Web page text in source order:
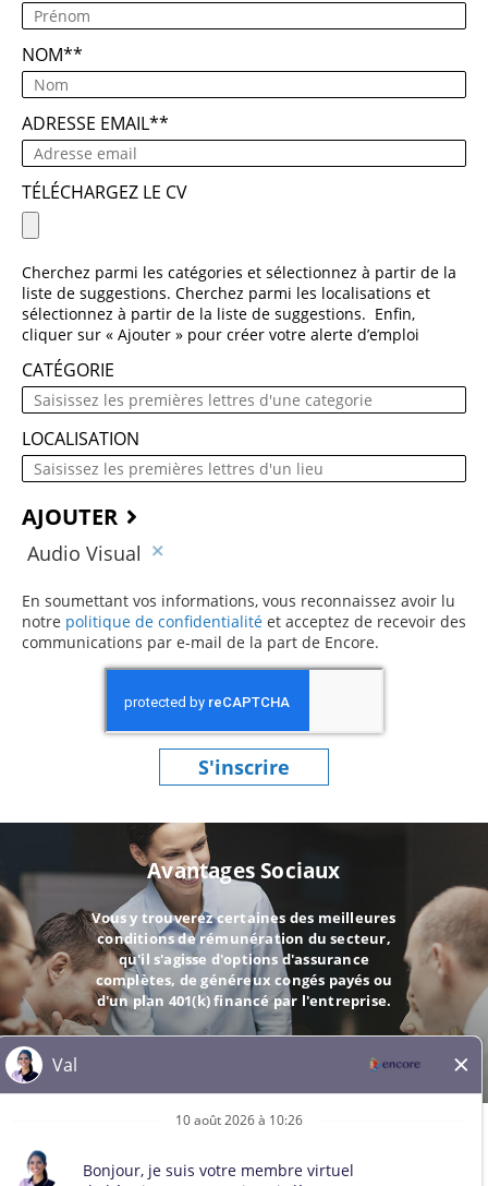
NOM*
ADRESSE EMAIL*
TÉLÉCHARGEZ LE CV
Cherchez parmi les catégories et sélectionnez à partir de la
liste de suggestions. Cherchez parmi les localisations et
sélectionnez à partir de la liste de suggestions. Enfin,
cliquer sur « Ajouter » pour créer votre alerte d’emploi
CATÉGORIE
LOCALISATION
AJOUTER
Audio Visual
En soumettant vos informations, vous reconnaissez avoir lu
notre politique de confidentialité (ce contenu s’ouvre dans
et acceptez de recevoir des
communications par e-mail de la part de Encore.
S'inscrire
Avantages Sociaux
Vous y trouverez certaines des meilleures
conditions de rémunération du secteur,
qu'il s'agisse d'options d'assurance
complètes, de généreux congés payés ou
d'un plan 401(k) financé par l'entreprise.